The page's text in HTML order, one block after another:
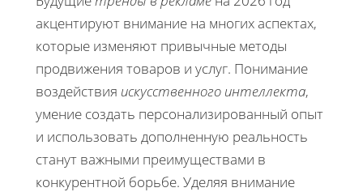
акцентируют внимание на многих аспектах,
которые изменяют привычные методы
продвижения товаров и услуг. Понимание
воздействия искусственного интеллекта,
умение создать персонализированный опыт
и использовать дополненную реальность
станут важными преимуществами в
конкурентной борьбе. Уделяя внимание